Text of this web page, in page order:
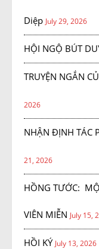
Diệp July 29, 2026
HỘI NGỘ BÚT
TRUYỆN NGẮN
2026
NHẬN ĐỊNH TÁC
21, 2026
HỒNG TƯỚC:
VIÊN MIỄN July 15,
HỒI KÝ July 13, 2026